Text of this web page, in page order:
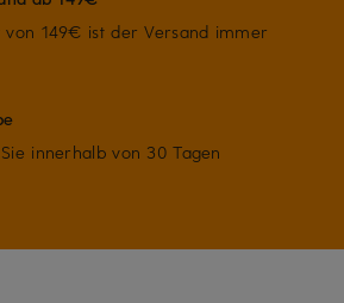
149€ ist der Versand immer
innerhalb von 30 Tagen